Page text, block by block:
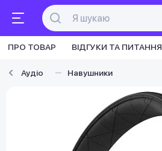
ПРО ТОВАР ВІДГУКИ ТА ПИТАННЯ
Аудіо Навушники